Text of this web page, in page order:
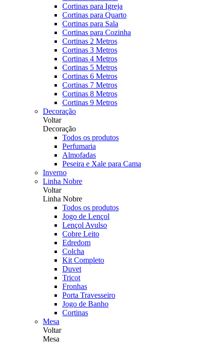
Cortinas para Igreja
Cortinas para Quarto
Cortinas para Sala
Cortinas para Cozinha
Cortinas 2 Metros
Cortinas 3 Metros
Cortinas 4 Metros
Cortinas 5 Metros
Cortinas 6 Metros
Cortinas 7 Metros
Cortinas 8 Metros
Cortinas 9 Metros
Decoração
Voltar
Decoração
Todos os produtos
Perfumaria
Almofadas
Peseira e Xale para Cama
Inverno
Linha Nobre
Voltar
Linha Nobre
Todos os produtos
Jogo de Lençol
Lençol Avulso
Cobre Leito
Edredom
Colcha
Kit Completo
Duvet
Tricot
Fronhas
Porta Travesseiro
Jogo de Banho
Cortinas
Mesa
Voltar
Mesa